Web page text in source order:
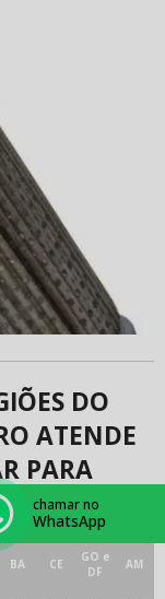
DO
ATENDE
PARA
BA CE
GO e
DF
AM
chamar no
WhatsApp